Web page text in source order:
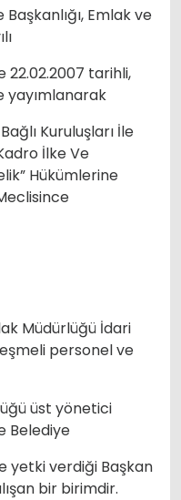
Emlak ve
22.02.2007 tarihli,
yayımlanarak
Kuruluşları İle
İlke Ve
Hükümlerine
Müdürlüğü İdari
personel ve
üst yönetici
Belediye
yetki verdiği Başkan
bir birimdir.